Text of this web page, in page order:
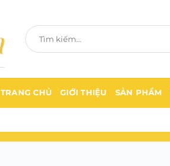
Tìm
kiếm:
TRANG CHỦ GIỚI THIỆU SẢN PHẨM